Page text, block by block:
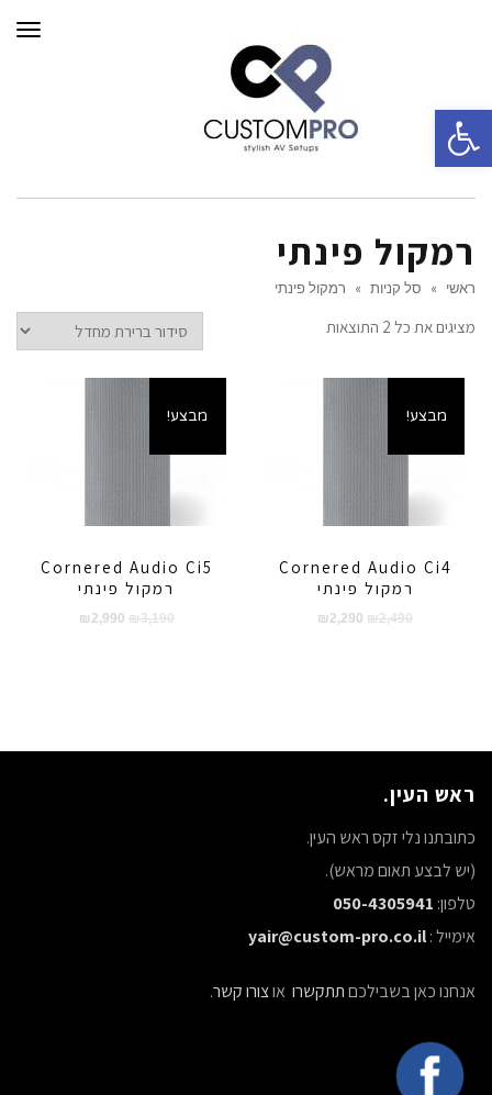
רמקול פינתי
ראשי » סל קניות » רמקול פינתי
מציגים את כל ⁦2⁩ התוצאות
מבצע!
Cornered Audio Ci4
רמקול פינתי
₪2,490
המחיר₪ 2,290
המחיר
מבצע!
Cornered Audio Ci5
רמקול פינתי
₪3,190
המחיר₪ 2,990
ראש העין.
כתובתנו נלי זקס ראש העין.
(יש לבצע תאום מראש).
טלפון: 050-4305941
אימייל :yair@custom-pro.co.il
אנחנו כאן בשבילכםתתקשרו אוצורו קשר.
פתח סרגל נגישות